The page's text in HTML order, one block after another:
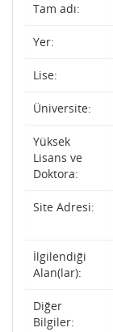
Tam adı:
Yer:
Lise:
Üniversite:
Yüksek
Lisans ve
Doktora:
Site Adresi:
İlgilendiği
Alan(lar):
Diğer
Bilgiler: